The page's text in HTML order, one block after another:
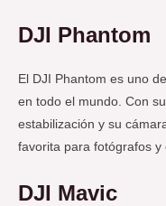
DJI Phantom
El DJI Phantom es uno
en todo el mundo. Con
estabilización y su
favorita para fotógrafos y
DJI Mavic